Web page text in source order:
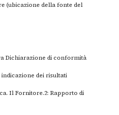
(ubicazione della fonte del
Dichiarazione di conformità
dei risultati
Il Fornitore.2: Rapporto di